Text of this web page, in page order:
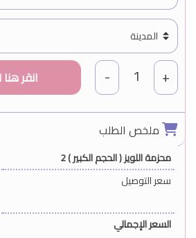
+
1
-
ملخص الطلب
محزمة اللويز ( الحجم الكبير ) 2
سعر التوصيل
السعر الإجمالي